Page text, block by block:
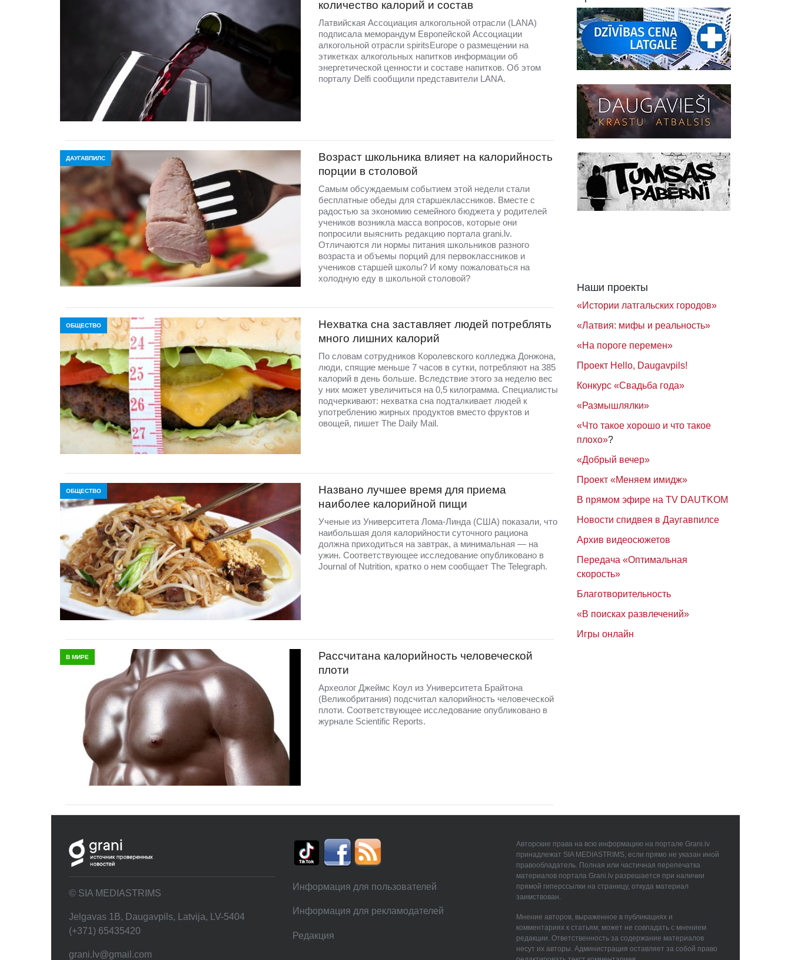
количество калорий и состав
Латвийская Ассоциация алкогольной отрасли (LANA)
подписала меморандум Европейской Ассоциации
алкогольной отрасли spiritsEurope о размещении на
этикетках алкогольных напитков информации об
энергетической ценности и составе напитков. Об этом
порталу Delfi сообщили представители LANA.
ДАУГАВПИЛС
Возраст школьника влияет на калорийность
порции в столовой
Самым обсуждаемым событием этой недели стали
бесплатные обеды для старшеклассников. Вместе с
радостью за экономию семейного бюджета у родителей
учеников возникла масса вопросов, которые они
попросили выяснить редакцию портала grani.lv.
Отличаются ли нормы питания школьников разного
возраста и объемы порций для первоклассников и
учеников старшей школы? И кому пожаловаться на
холодную еду в школьной столовой?
ОБЩЕСТВО
Нехватка сна заставляет людей потреблять
много лишних калорий
По словам сотрудников Королевского колледжа Донжона,
люди, спящие меньше 7 часов в сутки, потребляют на 385
калорий в день больше. Вследствие этого за неделю вес
у них может увеличиться на 0,5 килограмма. Специалисты
подчеркивают: нехватка сна подталкивает людей к
употреблению жирных продуктов вместо фруктов и
овощей, пишет The Daily Mail.
ОБЩЕСТВО
Названо лучшее время для приема
наиболее калорийной пищи
Ученые из Университета Лома-Линда (США) показали, что
наибольшая доля калорийности суточного рациона
должна приходиться на завтрак, а минимальная — на
ужин. Соответствующее исследование опубликовано в
Journal of Nutrition, кратко о нем сообщает The Telegraph.
В МИРЕ
Рассчитана калорийность человеческой
плоти
Археолог Джеймс Коул из Университета Брайтона
(Великобритания) подсчитал калорийность человеческой
плоти. Соответствующее исследование опубликовано в
журнале Scientific Reports.
Наши проекты
«Истории латгальских городов»
«Латвия: мифы и реальность»
«На пороге перемен»
Проект Hello, Daugavpils!
Конкурс «Свадьба года»
«Размышлялки»
«Что такое хорошо и что такое
плохо»?
«Добрый вечер»
Проект «Меняем имидж»
В прямом эфире на TV DAUTKOM
Новости спидвея в Даугавпилсе
Архив видеосюжетов
Передача «Оптимальная
скорость»
Благотворительность
«В поисках развлечений»
Игры онлайн
© SIA MEDIASTRIMS
Jelgavas 1B, Daugavpils, Latvija, LV-5404
(+371) 65435420
grani.lv@gmail.com
Информация для пользователей
Информация для рекламодателей
Редакция
Авторские права на всю информацию на портале Grani.lv
принадлежат SIA MEDIASTRIMS, если прямо не указан иной
правообладатель. Полная или частичная перепечатка
материалов портала Grani.lv разрешается при наличии
прямой гиперссылки на страницу, откуда материал
заимствован.
Мнение авторов, выраженное в публикациях и
комментариях к статьям, может не совпадать с мнением
редакции. Ответственность за содержание материалов
несут их авторы. Администрация оставляет за собой право